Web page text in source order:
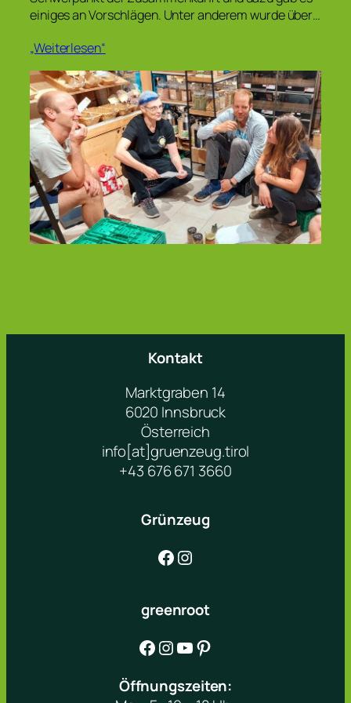
einiges an Vorschlägen. Unter anderem wurde über…
„Weiterlesen“
Kontakt
Marktgraben 14
6020 Innsbruck
Österreich
info[at]gruenzeug.tirol
+43 676 671 3660
Grünzeug
Facebook Instagram
greenroot
Facebook Instagram YouTube Pinterest
Öffnungszeiten: